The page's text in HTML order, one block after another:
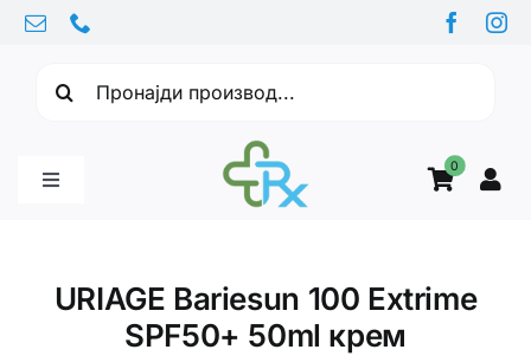
Skip
content
0
Toggle
URIAGE Bariesun 100 Extrime
SPF50+ 50ml крем